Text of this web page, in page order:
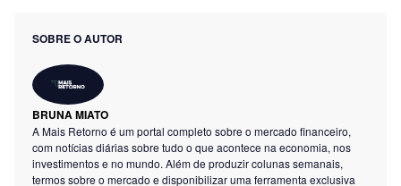
SOBRE O AUTOR
BRUNA MIATO
A Mais Retorno é um portal completo sobre o mercado financeiro,
com notícias diárias sobre tudo o que acontece na economia, nos
investimentos e no mundo. Além de produzir colunas semanais,
termos sobre o mercado e disponibilizar uma ferramenta exclusiva